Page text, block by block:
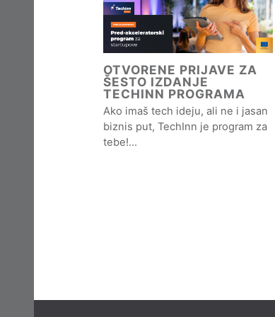
OTVORENE PRIJAVE ZA
ŠESTO IZDANJE
TECHINN PROGRAMA
Ako imaš tech ideju, ali ne i jasan
biznis put, TechInn je program za
tebe!…